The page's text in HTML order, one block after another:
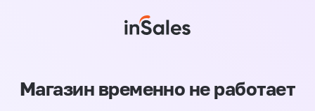
Магазин временно не работает